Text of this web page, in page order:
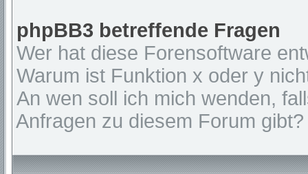
phpBB3 betreffende Fragen
Wer hat diese Forensoftware
Warum ist Funktion x oder y
An wen soll ich mich wenden,
Anfragen zu diesem Forum gibt?